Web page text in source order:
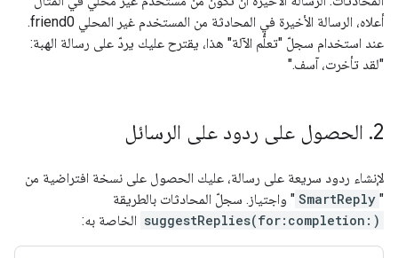
أعلاه، الرسالة الأخيرة في المحادثة من المستخدم غير المحلي friend0.
عند استخدام سجلّ "تعلُّم الآلة" هذا، يقترح عليك يردّ على رسالة الهبة:
"لقد تأخرت، آسف."
2
. الحصول على ردود على الرسائل
لإنشاء ردود سريعة على رسالة، عليك الحصول على نسخة افتراضية من
"
SmartReply " واجتياز. سجلّ المحادثات بالطريقة
suggestReplies(for:completion:) الخاصة به: